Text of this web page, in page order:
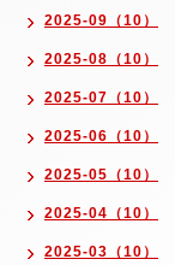
2025-09（10）
2025-08（10）
2025-07（10）
2025-06（10）
2025-05（10）
2025-04（10）
2025-03（10）